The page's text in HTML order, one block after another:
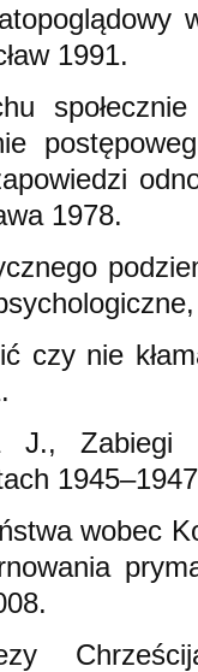
1991.
1978.
czy nie
J.,
wobec